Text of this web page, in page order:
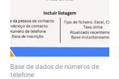
Base de dados de números de
telefone